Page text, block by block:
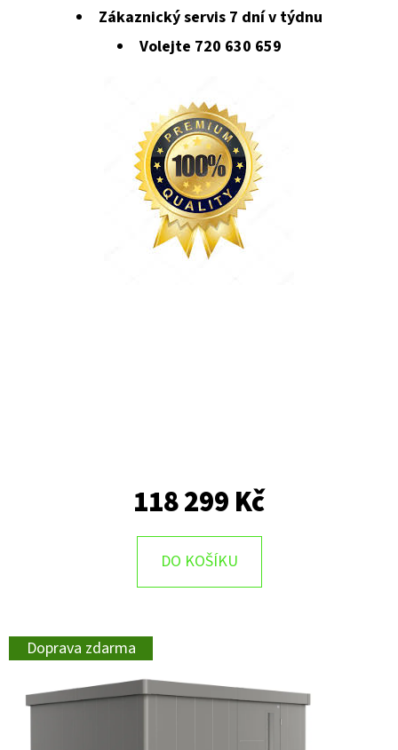
Zákaznický servis 7 dní v týdnu
Volejte 720 630 659
118 299 Kč
DO KOŠÍKU
Doprava zdarma